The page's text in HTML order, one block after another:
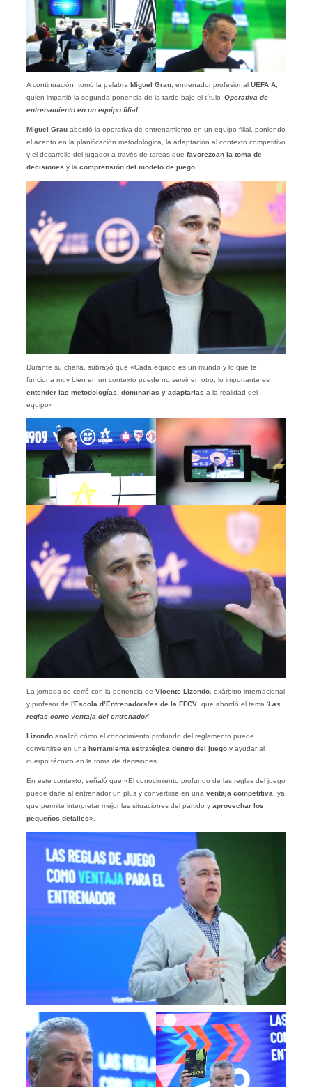
A continuación, tomó la palabra Miguel Grau, entrenador profesional UEFA A,
quien impartió la segunda ponencia de la tarde bajo el título ‘Operativa de
entrenamiento en un equipo filial’.
Miguel Grauabordó la operativa de entrenamiento en un equipo filial, poniendo
el acento en la planificación metodológica, la adaptación al contexto competitivo
y el desarrollo del jugador a través de tareas que favorezcan la toma de
decisiones y la comprensión del modelo de juego.
Durante su charla, subrayó que «Cada equipo es un mundo y lo que te
funciona muy bien en un contexto puede no servir en otro; lo importante es
entender las metodologías, dominarlas y adaptarlas a la realidad del
equipo».
La jornada se cerró con la ponencia de Vicente Lizondo, exárbitro internacional
y profesor de l’Escola d’Entrenadors/es de la FFCV, que abordó el tema ‘Las
reglas como ventaja del entrenador’.
Lizondoanalizó cómo el conocimiento profundo del reglamento puede
convertirse en una herramienta estratégica dentro del juegoy ayudar al
cuerpo técnico en la toma de decisiones.
En este contexto, señaló que «El conocimiento profundo de las reglas del juego
puede darle al entrenador un plus y convertirse en una ventaja competitiva , ya
que permite interpretar mejor las situaciones del partido y aprovechar los
pequeños detalles».